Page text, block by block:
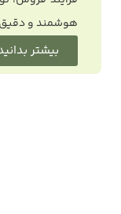
هوشمند و
بیشتر